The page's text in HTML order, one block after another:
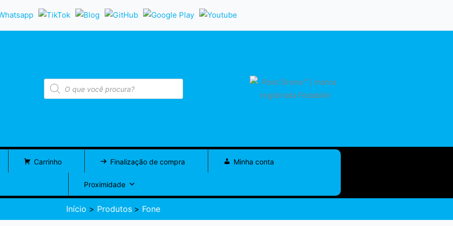
Pesquisar
produtos
Carrinho Finalização de compra Minha conta
Proximidade
Início Produtos Fone